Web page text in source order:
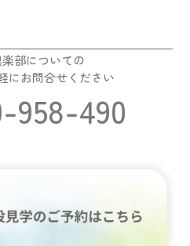
部についての
にお問合せください
958-490